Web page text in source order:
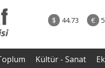
$ 44.73 €
Arabistan imzayı attı!
yürürlüğe girdi
Kültür - Sanat